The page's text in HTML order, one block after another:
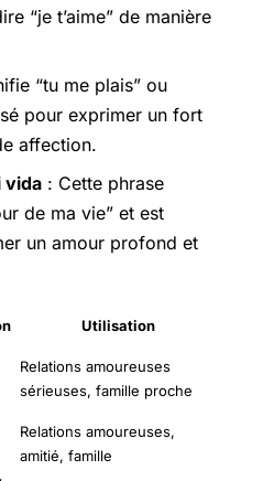
“je t’aime” de manière
“tu me plais” ou
pour exprimer un fort
affection.
vida : Cette phrase
de ma vie” et est
un amour profond et
Utilisation
Relations amoureuses
sérieuses, famille proche
Relations amoureuses,
amitié, famille